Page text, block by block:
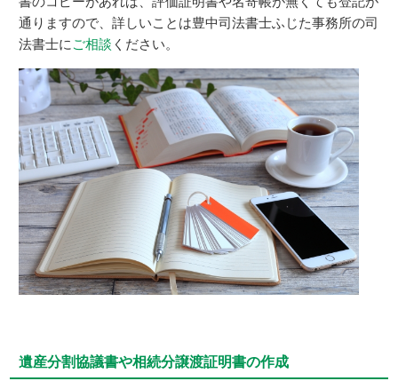
通りますので、詳しいことは豊中司法書士ふじた事務所の司
法書士に ご相談 ください。
遺産分割協議書や相続分譲渡証明書の作成